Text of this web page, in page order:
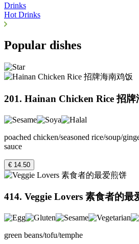
Drinks
Hot Drinks
Popular dishes
201. Hainan Chicken Rice 招牌
poached chicken/seasoned rice/soup/
sauce
€ 14.50
414. Veggie Lovers 素食者的最
green beans/tofu/temphe